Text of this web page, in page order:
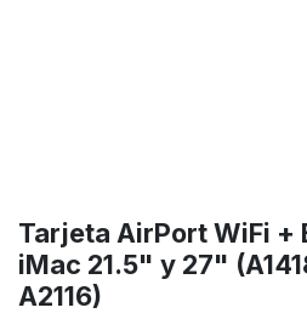
Tarjeta AirPort WiFi +
iMac 21.5" y 27"
A2116)